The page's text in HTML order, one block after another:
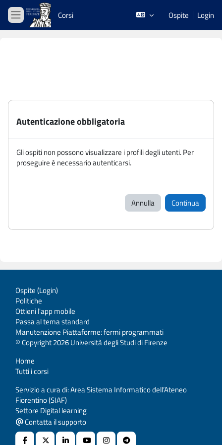
Vai al contenuto principale
Pannello laterale
Corsi Ospite Login
Autenticazione obbligatoria
Gli ospiti non possono visualizzare i profili degli utenti. Per
proseguire è necessario autenticarsi.
Annulla Continua
Ospite (Login)
Politiche
Ottieni l'app mobile
Passa al tema standard
Manutenzione Piattaforme: fermi programmati
© Copyright 2026 Università degli Studi di Firenze
Home
Tutti i corsi
Servizio a cura di: Area Sistema Informatico dell’Ateneo
Fiorentino (SIAF)
Settore Digital learning
Contatta il supporto